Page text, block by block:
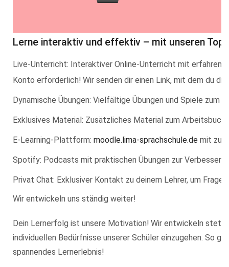
Lerne interaktiv und effektiv – mit unseren
Live-Unterricht: Interaktiver Online-Unterricht mit
Konto erforderlich! Wir senden dir einen Link, mit dem du
Dynamische Übungen: Vielfältige Übungen und Spiele zum
Exklusives Material: Zusätzliches Material zum
E-Learning-Plattform: moodle.lima-sprachschule.de mit
Spotify: Podcasts mit praktischen Übungen zur
Privat Chat: Exklusiver Kontakt zu deinem Lehrer, um
Wir entwickeln uns ständig weiter!
Dein Lernerfolg ist unsere Motivation! Wir entwickeln stetig
individuellen Bedürfnisse unserer Schüler einzugehen. So
spannendes Lernerlebnis!